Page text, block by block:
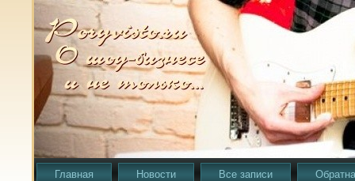
Главная Новости Все записи